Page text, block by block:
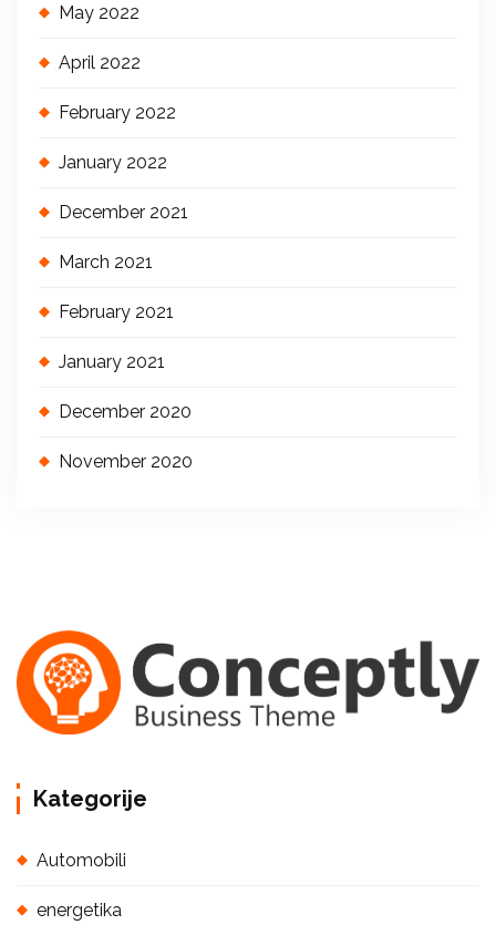
May 2022
April 2022
February 2022
January 2022
December 2021
March 2021
February 2021
January 2021
December 2020
November 2020
Kategorije
Automobili
energetika